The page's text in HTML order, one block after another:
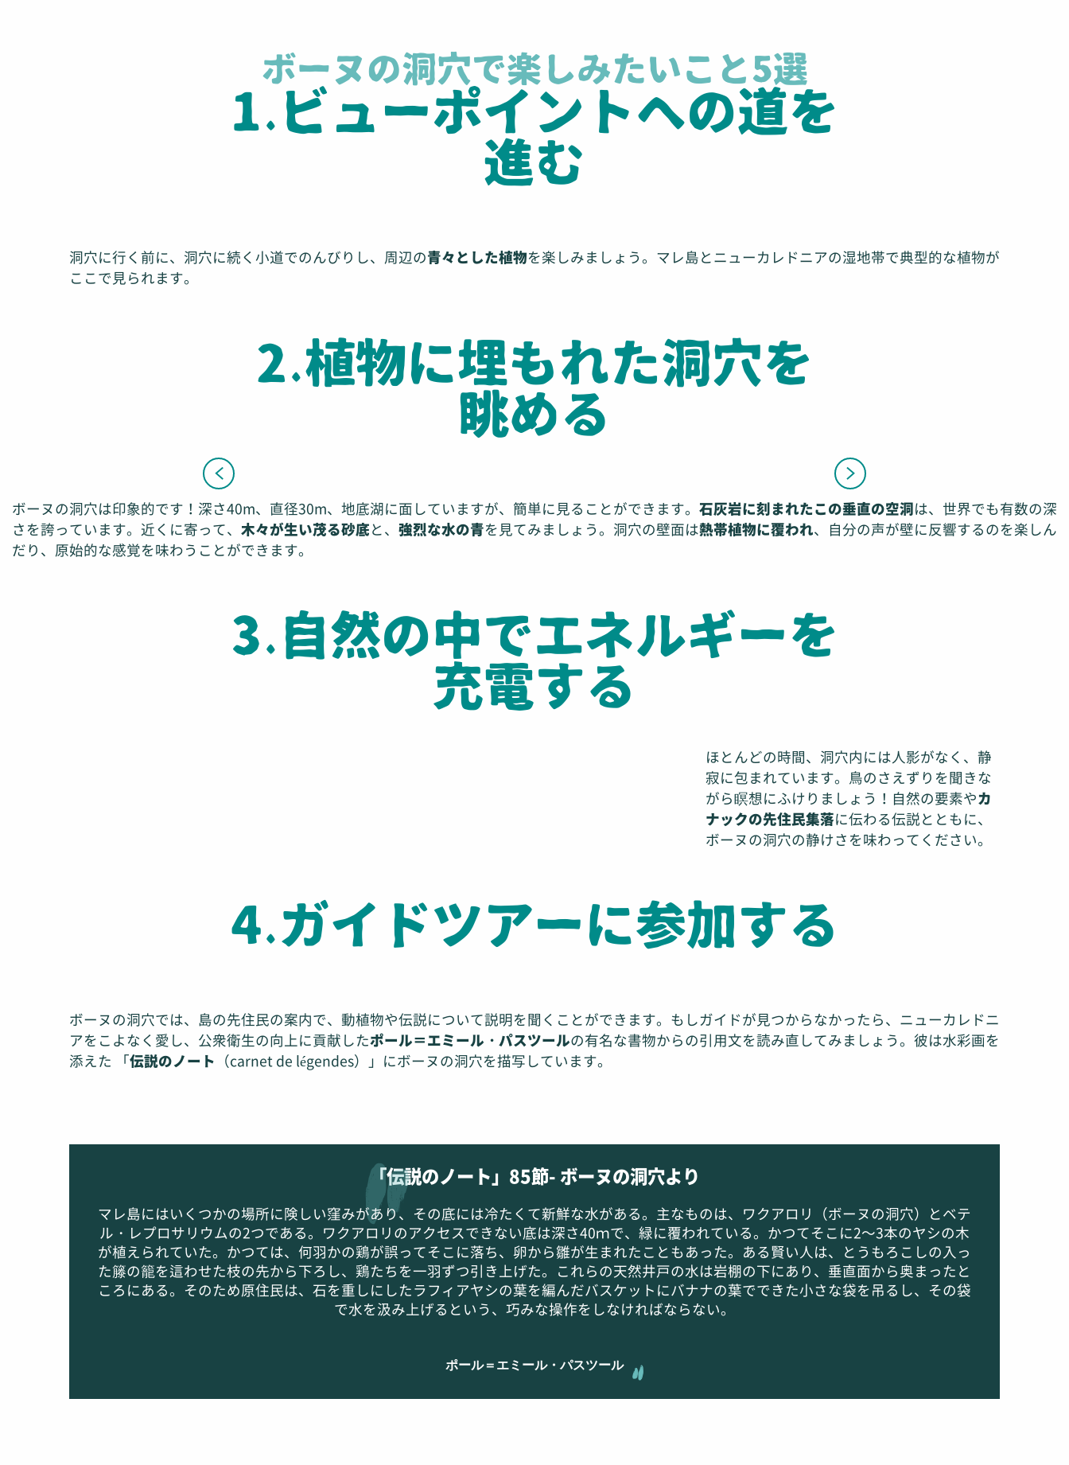
ボーヌの洞穴で楽しみたいこと5選
1.ビューポイントへの道を
進む
洞穴に行く前に、洞穴に続く小道でのんびりし、周辺の青々とした植物を楽しみましょう。マレ島とニューカレドニアの湿地帯で典型的な植物が
ここで見られます。
2.植物に埋もれた洞穴を
眺める
ボーヌの洞穴は印象的です！深さ40m、直径30m、地底湖に面していますが、簡単に見ることができます。 石灰岩に刻まれたこの垂直の空洞 は、世界でも有数の深
さを誇っています。近くに寄って、 木々が生い茂る砂底 と、 強烈な水の青を見てみましょう。洞穴の壁面は熱帯植物に覆われ、自分の声が壁に反響するのを楽しん
だり、原始的な感覚を味わうことができます。
3.自然の中でエネルギーを
充電する
ほとんどの時間、洞穴内には人影がなく、静
寂に包まれています。鳥のさえずりを聞きな
がら瞑想にふけりましょう！自然の要素や カ
ナックの先住民集落に伝わる伝説とともに、
ボーヌの洞穴の静けさを味わってください。
4.ガイドツアーに参加する
ボーヌの洞穴では、島の先住民の案内で、動植物や伝説について説明を聞くことができます。もしガイドが見つからなかったら、ニューカレドニ
アをこよなく愛し、公衆衛生の向上に貢献したポール＝エミール・パスツールの有名な書物からの引用文を読み直してみましょう。彼は水彩画を
添えた 「 伝説のノート （carnet de légendes）」にボーヌの洞穴を描写しています。
「伝説のノート」85節- ボーヌの洞穴より
マレ島にはいくつかの場所に険しい窪みがあり、その底には冷たくて新鮮な水がある。主なものは、ワクアロリ（ボーヌの洞穴）とベテ
ル・レプロサリウムの2つである。ワクアロリのアクセスできない底は深さ40ｍで、緑に覆われている。かつてそこに2～3本のヤシの木
が植えられていた。かつては、何羽かの鶏が誤ってそこに落ち、卵から雛が生まれたこともあった。ある賢い人は、とうもろこしの入っ
た籐の籠を這わせた枝の先から下ろし、鶏たちを一羽ずつ引き上げた。これらの天然井戸の水は岩棚の下にあり、垂直面から奥まったと
ころにある。そのため原住民は、石を重しにしたラフィアヤシの葉を編んだバスケットにバナナの葉でできた小さな袋を吊るし、その袋
で水を汲み上げるという、巧みな操作をしなければならない。
ポール＝エミール・パスツール